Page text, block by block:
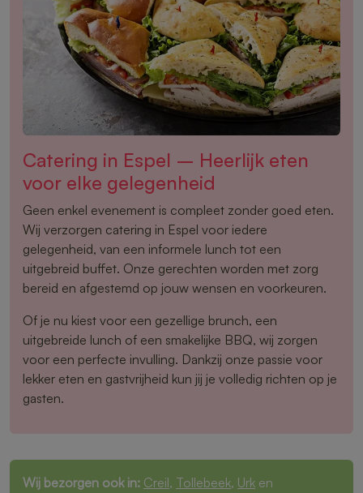
Catering in Espel – Heerlijk eten
voor elke gelegenheid
Geen enkel evenement is compleet zonder goed eten.
Wij verzorgen catering in Espel voor iedere
gelegenheid, van een informele lunch tot een
uitgebreid buffet. Onze gerechten worden met zorg
bereid en afgestemd op jouw wensen en voorkeuren.
Of je nu kiest voor een gezellige brunch, een
uitgebreide lunch of een smakelijke BBQ, wij zorgen
voor een perfecte invulling. Dankzij onze passie voor
lekker eten en gastvrijheid kun jij je volledig richten op je
gasten.
Wij bezorgen ook in: Creil, Tollebeek, Urk en